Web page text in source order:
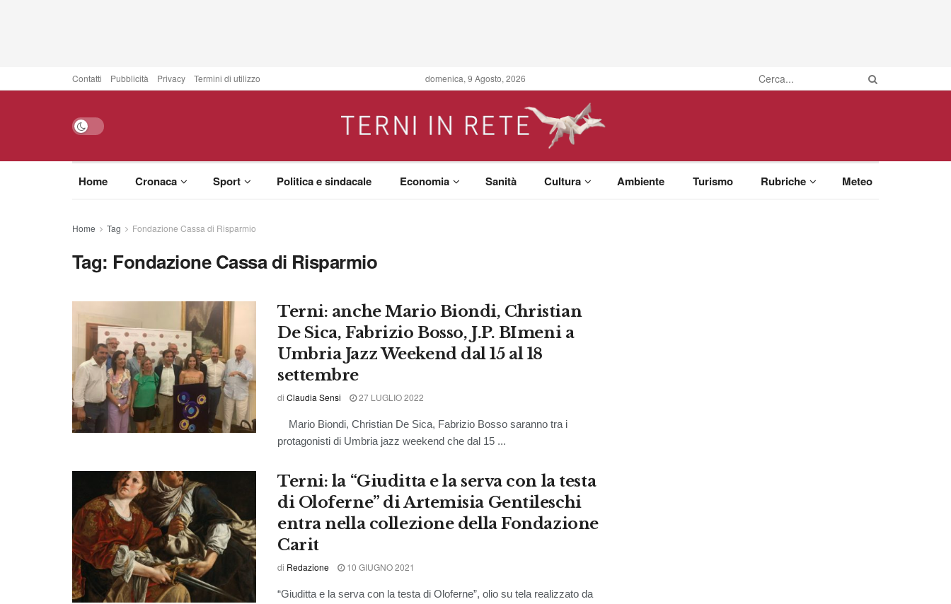
Contatti Pubblicità Privacy Termini di utilizzo domenica, 9 Agosto, 2026
Home Cronaca Sport Politica e sindacale Economia Sanità Cultura Ambiente Turismo Rubriche Meteo
Home Tag Fondazione Cassa di Risparmio
Tag: Fondazione Cassa di Risparmio
Terni: anche Mario Biondi, Christian
De Sica, Fabrizio Bosso, J.P. BImeni a
Umbria Jazz Weekend dal 15 al 18
settembre
di Claudia Sensi 27 LUGLIO 2022
Mario Biondi, Christian De Sica, Fabrizio Bosso saranno tra i
protagonisti di Umbria jazz weekend che dal 15 ...
Terni: la “Giuditta e la serva con la testa
di Oloferne” di Artemisia Gentileschi
entra nella collezione della Fondazione
Carit
di Redazione 10 GIUGNO 2021
“Giuditta e la serva con la testa di Oloferne”, olio su tela realizzato da